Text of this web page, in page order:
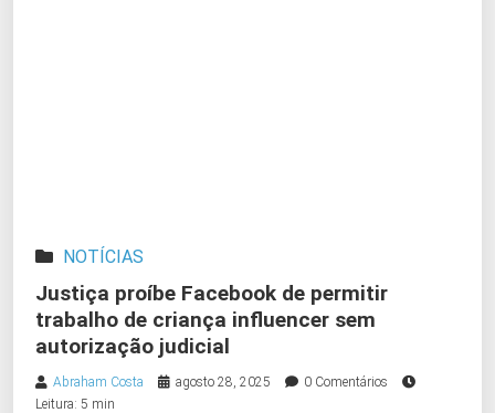
NOTÍCIAS
Justiça proíbe Facebook de permitir
trabalho de criança influencer sem
autorização judicial
Abraham Costa agosto 28, 2025
0 Comentários
Leitura: 5 min